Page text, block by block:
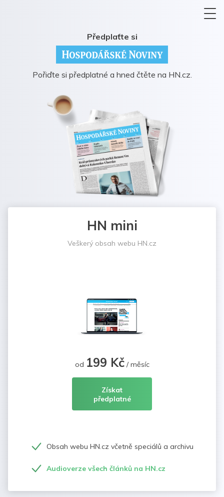
Předplaťte si
Pořiďte si předplatné a hned čtěte na HN.cz.
HN mini
Veškerý obsah webu HN.cz
od 199 Kč/ měsíc
Získat
předplatné
Obsah webu HN.cz včetně speciálů a archivu
Audioverze všech článků na HN.cz